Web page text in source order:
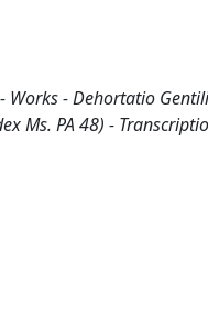
- Dehortatio
Ms. PA 48) -